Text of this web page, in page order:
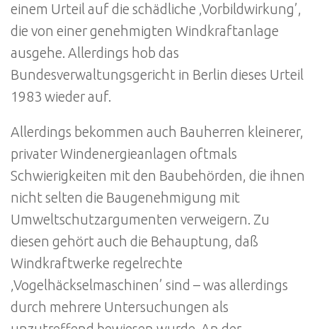
einem Urteil auf die schädliche ‚Vorbildwirkung’,
die von einer genehmigten Windkraftanlage
ausgehe. Allerdings hob das
Bundesverwaltungsgericht in Berlin dieses Urteil
1983 wieder auf.
Allerdings bekommen auch Bauherren kleinerer,
privater Windenergieanlagen oftmals
Schwierigkeiten mit den Baubehörden, die ihnen
nicht selten die Baugenehmigung mit
Umweltschutzargumenten verweigern. Zu
diesen gehört auch die Behauptung, daß
Windkraftwerke regelrechte
‚Vogelhäckselmaschinen’ sind – was allerdings
durch mehrere Untersuchungen als